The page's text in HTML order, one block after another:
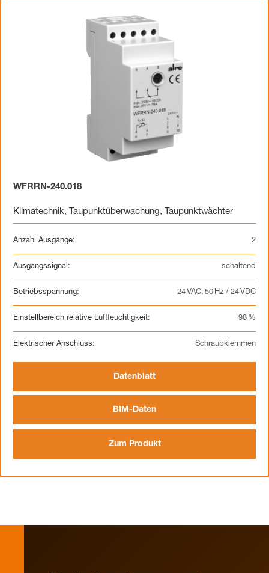
WFRRN-240.018
Klimatechnik, Taupunktüberwachung, Taupunktwächter
Anzahl Ausgänge: 2
Ausgangssignal: schaltend
Betriebsspannung: 24 VAC, 50 Hz / 24 VDC
Einstellbereich relative Luftfeuchtigkeit: 98 %
Elektrischer Anschluss: Schraubklemmen
Datenblatt
BIM-Daten
Zum Produkt